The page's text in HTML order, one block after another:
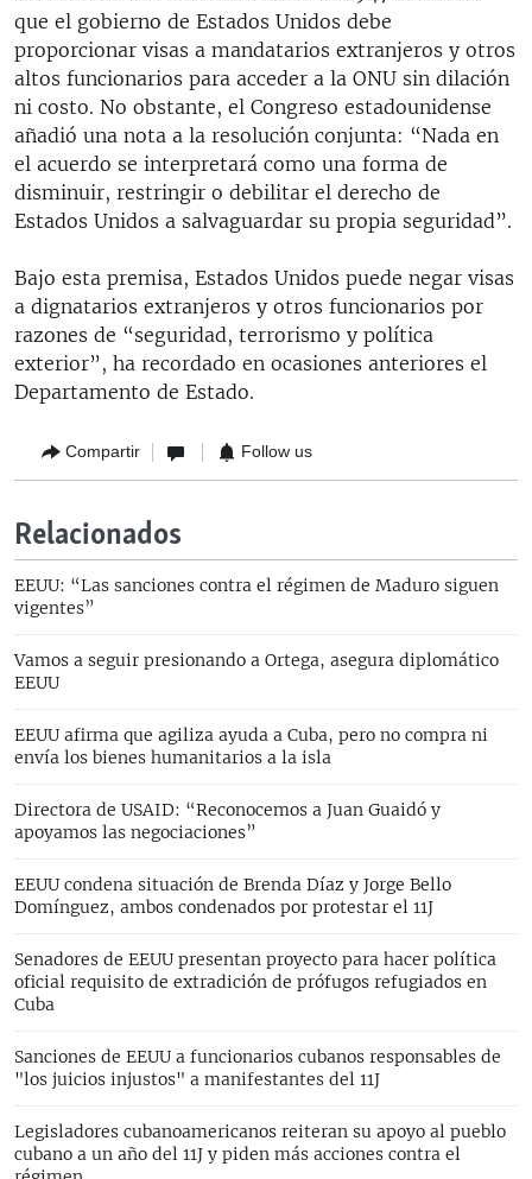
que el gobierno de Estados Unidos debe
proporcionar visas a mandatarios extranjeros y otros
altos funcionarios para acceder a la ONU sin dilación
ni costo. No obstante, el Congreso estadounidense
añadió una nota a la resolución conjunta: “Nada en
el acuerdo se interpretará como una forma de
disminuir, restringir o debilitar el derecho de
Estados Unidos a salvaguardar su propia seguridad”.
Bajo esta premisa, Estados Unidos puede negar visas
a dignatarios extranjeros y otros funcionarios por
razones de “seguridad, terrorismo y política
exterior”, ha recordado en ocasiones anteriores el
Departamento de Estado.
Compartir Follow us
Relacionados
EEUU: “Las sanciones contra el régimen de Maduro siguen
vigentes”
Vamos a seguir presionando a Ortega, asegura diplomático
EEUU
EEUU afirma que agiliza ayuda a Cuba, pero no compra ni
envía los bienes humanitarios a la isla
Directora de USAID: “Reconocemos a Juan Guaidó y
apoyamos las negociaciones”
EEUU condena situación de Brenda Díaz y Jorge Bello
Domínguez, ambos condenados por protestar el 11J
Senadores de EEUU presentan proyecto para hacer política
oficial requisito de extradición de prófugos refugiados en
Cuba
Sanciones de EEUU a funcionarios cubanos responsables de
"los juicios injustos" a manifestantes del 11J
Legisladores cubanoamericanos reiteran su apoyo al pueblo
cubano a un año del 11J y piden más acciones contra el